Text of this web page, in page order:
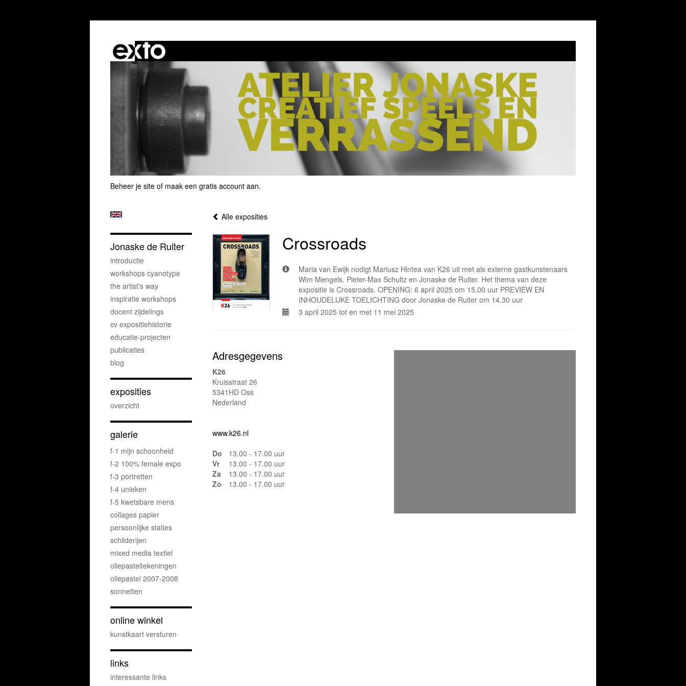
Beheer je site of maak een gratis account aan.
Alle exposities
Crossroads
Maria van Ewijk nodigt Mariusz Hintea van K26 uit met als externe gastkunstenaars
Wim Mengels, Pieter-Max Schultz en Jonaske de Ruiter. Het thema van deze
expositie is Crossroads. OPENING: 6 april 2025 om 15.00 uur PREVIEW EN
INHOUDELIJKE TOELICHTING door Jonaske de Ruiter om 14.30 uur
3 april 2025 tot en met 11 mei 2025
Adresgegevens
K26
Kruisstraat 26
5341HD Oss
Nederland
www.k26.nl
Do
13.00 - 17.00 uur
Vr
13.00 - 17.00 uur
Za
13.00 - 17.00 uur
Zo
13.00 - 17.00 uur
Jonaske de Ruiter
introductie
workshops cyanotype
the artist's way
inspiratie workshops
docent zijdelings
cv expositiehistorie
educatie-projecten
publicaties
blog
exposities
overzicht
galerie
f-1 mijn schoonheid
f-2 100% female expo
f-3 portretten
f-4 unieken
f-5 kwetsbare mens
collages papier
persoonlijke staties
schilderijen
mixed media textiel
oliepasteltekeningen
oliepastel 2007-2008
sonnetten
online winkel
kunstkaart versturen
links
interessante links